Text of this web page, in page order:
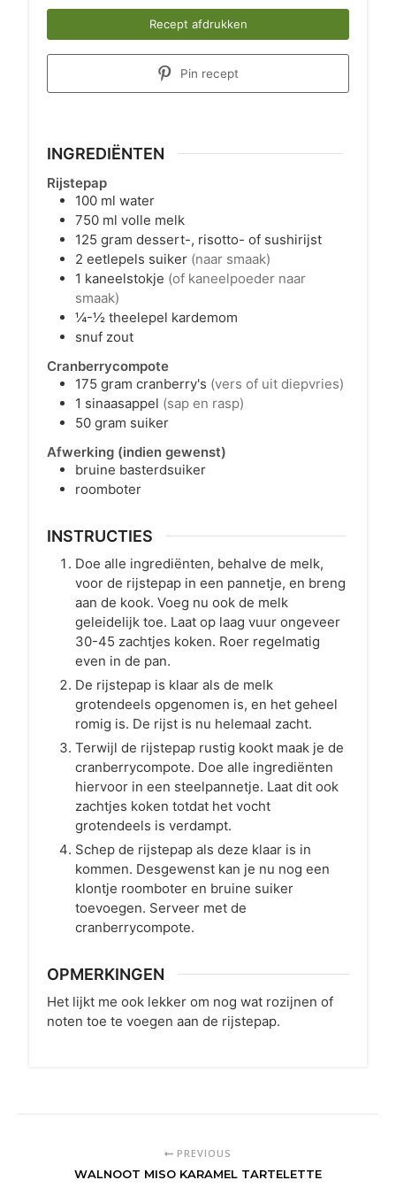
Recept afdrukken
Pin recept
INGREDIËNTEN
Rijstepap
100 ml water
750 ml volle melk
125 gram dessert-, risotto- of sushirijst
2 eetlepels suiker (naar smaak)
1 kaneelstokje (of kaneelpoeder naar
smaak)
¼-½ theelepel kardemom
snuf zout
Cranberrycompote
175 gram cranberry's (vers of uit diepvries)
1 sinaasappel (sap en rasp)
50 gram suiker
Afwerking (indien gewenst)
bruine basterdsuiker
roomboter
INSTRUCTIES
Doe alle ingrediënten, behalve de melk,
voor de rijstepap in een pannetje, en breng
aan de kook. Voeg nu ook de melk
geleidelijk toe. Laat op laag vuur ongeveer
30-45 zachtjes koken. Roer regelmatig
even in de pan.
De rijstepap is klaar als de melk
grotendeels opgenomen is, en het geheel
romig is. De rijst is nu helemaal zacht.
Terwijl de rijstepap rustig kookt maak je de
cranberrycompote. Doe alle ingrediënten
hiervoor in een steelpannetje. Laat dit ook
zachtjes koken totdat het vocht
grotendeels is verdampt.
Schep de rijstepap als deze klaar is in
kommen. Desgewenst kan je nu nog een
klontje roomboter en bruine suiker
toevoegen. Serveer met de
cranberrycompote.
OPMERKINGEN
Het lijkt me ook lekker om nog wat rozijnen of
noten toe te voegen aan de rijstepap.
PREVIOUS
WALNOOT MISO KARAMEL TARTELETTE